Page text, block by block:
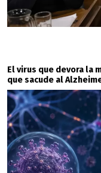
El virus que devora la
que sacude al